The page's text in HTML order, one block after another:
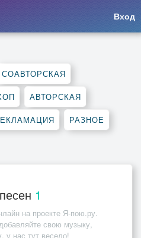
Вход
СОАВТОРСКАЯ
АВТОРСКАЯ
РАЗНОЕ
1
на проекте Я-пою.ру.
свою музыку,
у нас тут весело!